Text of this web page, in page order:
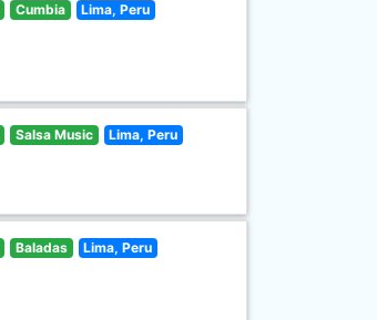
Cumbia Lima, Peru
Salsa Music Lima, Peru
Baladas Lima, Peru